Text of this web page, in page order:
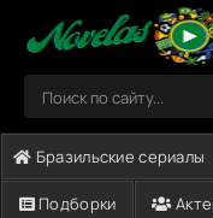
Бразильские сериалы
Подборки